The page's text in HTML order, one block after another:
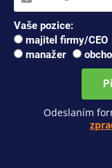
Vaše pozice:
majitel firmy/CEO
manažer
Odeslaním